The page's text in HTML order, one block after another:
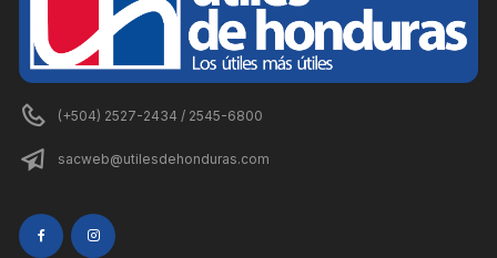
(+504) 2527-2434 / 2545-6800
sacweb@utilesdehonduras.com